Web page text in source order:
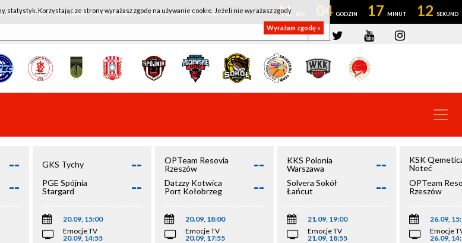
HOTEL WROCŁAW - KSK QEMETICA NOTEĆ INOWROCŁAW 41 04 17 11
--
--
GKS Tychy --
PGE Spójnia
Stargard
--
20.09, 15:00
Emocje TV
20.09, 14:55
OPTeam Resovia
Rzeszów
--
Datzzy Kotwica
Port Kołobrzeg
--
20.09, 18:00
Emocje TV
20.09, 17:55
KKS Polonia
Warszawa
--
Solvera Sokół
Łańcut
--
21.09, 19:00
Emocje TV
21.09, 18:55
KSK
Noteć
Inowrocław
OPTeam
Rzeszów
26.09,
Emocje
26.09,
statystyk. Korzystając ze strony wyrażasz zgodę na używanie cookie. Jeżeli nie wyrażasz zgody
Wyrażam zgodę »